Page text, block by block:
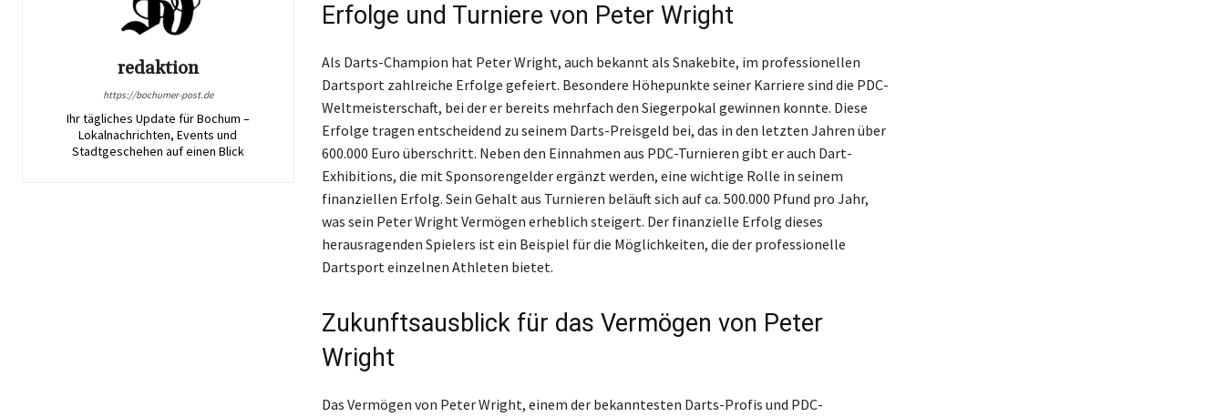
redaktion
https://bochumer-post.de
Ihr tägliches Update für Bochum –
Lokalnachrichten, Events und
Stadtgeschehen auf einen Blick
Erfolge und Turniere von Peter Wright
Als Darts-Champion hat Peter Wright, auch bekannt als Snakebite, im professionellen
Dartsport zahlreiche Erfolge gefeiert. Besondere Höhepunkte seiner Karriere sind die PDC-
Weltmeisterschaft, bei der er bereits mehrfach den Siegerpokal gewinnen konnte. Diese
Erfolge tragen entscheidend zu seinem Darts-Preisgeld bei, das in den letzten Jahren über
600.000 Euro überschritt. Neben den Einnahmen aus PDC-Turnieren gibt er auch Dart-
Exhibitions, die mit Sponsorengelder ergänzt werden, eine wichtige Rolle in seinem
finanziellen Erfolg. Sein Gehalt aus Turnieren beläuft sich auf ca. 500.000 Pfund pro Jahr,
was sein Peter Wright Vermögen erheblich steigert. Der finanzielle Erfolg dieses
herausragenden Spielers ist ein Beispiel für die Möglichkeiten, die der professionelle
Dartsport einzelnen Athleten bietet.
Zukunftsausblick für das Vermögen von Peter
Wright
Das Vermögen von Peter Wright, einem der bekanntesten Darts-Profis und PDC-